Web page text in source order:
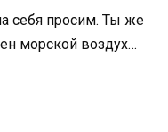
себя просим. Ты же
морской воздух…